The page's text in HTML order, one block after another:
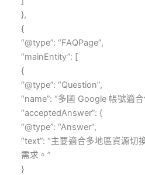
},
{
“@type”: “FAQPage”,
“mainEntity”: [
{
“@type”: “Question”,
“name”: “多國 Google 帳號適
“acceptedAnswer”: {
“@type”: “Answer”,
“text”: “主要適合多地區資源切
需求。”
}